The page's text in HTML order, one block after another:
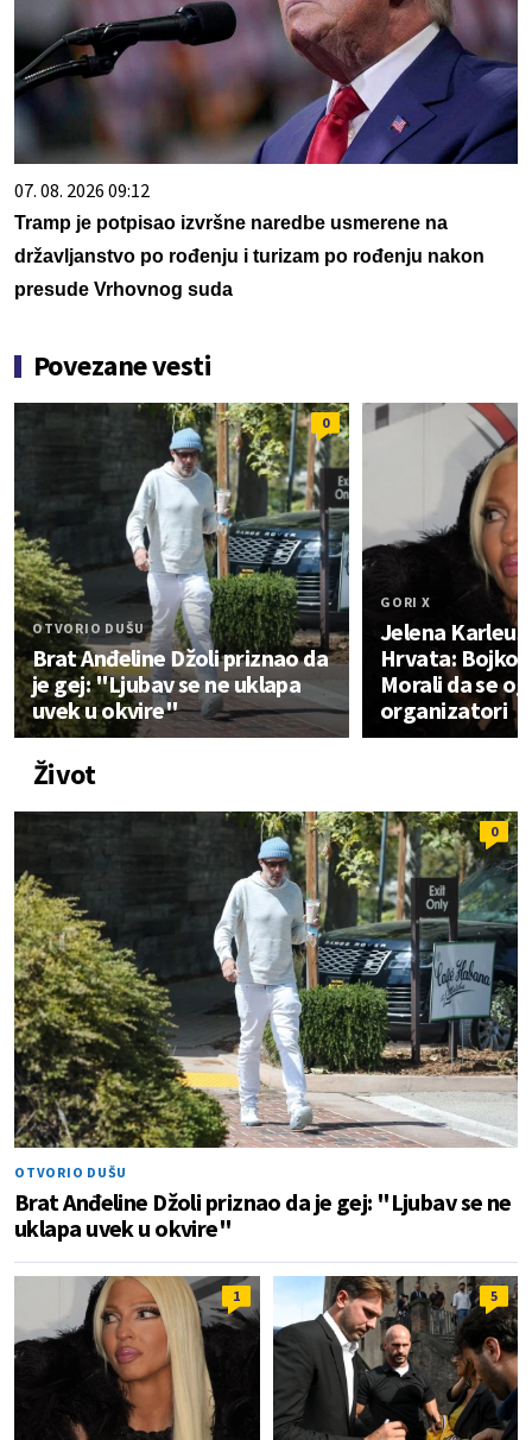
07. 08. 2026 09:12
Tramp je potpisao izvršne naredbe usmerene na
državljanstvo po rođenju i turizam po rođenju nakon
presude Vrhovnog suda
Povezane vesti
0
OTVORIO DUŠU
Brat Anđeline Džoli priznao da
je gej: "Ljubav se ne uklapa
uvek u okvire"
GORI X
Jelena
Hrvata:
Morali da se
organizatori
Život
0
OTVORIO DUŠU
Brat Anđeline Džoli priznao da je gej: "Ljubav se ne
uklapa uvek u okvire"
1 5